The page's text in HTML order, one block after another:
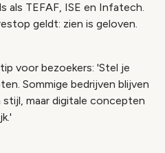
als TEFAF, ISE en Infatech.
geldt: zien is geloven.
voor bezoekers: 'Stel je
Sommige bedrijven blijven
maar digitale concepten